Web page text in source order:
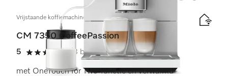
Vrijstaande koffiemachine
CM 7350 CoffeePassion
5
5 sterren op 5
(3 beoordelingen)
met OneTouch for Two-functie en verwarmd